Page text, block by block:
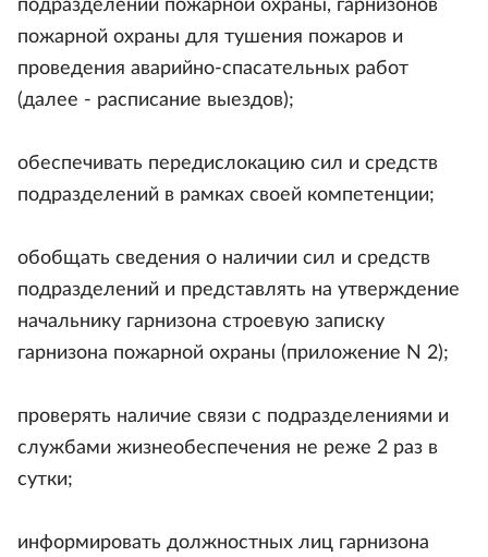
подразделений пожарной охраны, гарнизонов
пожарной охраны для тушения пожаров и
проведения аварийно-спасательных работ
(далее - расписание выездов);
обеспечивать передислокацию сил и средств
подразделений в рамках своей компетенции;
обобщать сведения о наличии сил и средств
подразделений и представлять на утверждение
начальнику гарнизона строевую записку
гарнизона пожарной охраны (приложение N 2);
проверять наличие связи с подразделениями и
службами жизнеобеспечения не реже 2 раз в
сутки;
информировать должностных лиц гарнизона